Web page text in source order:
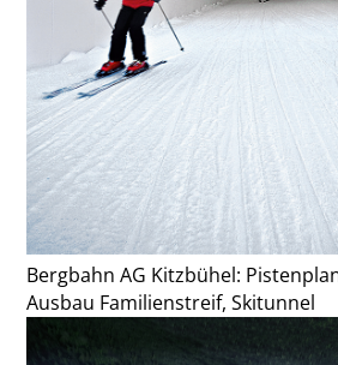
Bergbahn AG Kitzbühel:
Ausbau Familienstreif, Skitunnel